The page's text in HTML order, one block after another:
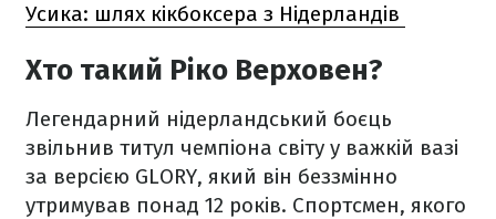
Усика: шлях кікбоксера з Нідерландів
Хто такий Ріко Верховен?
Легендарний нідерландський боєць
звільнив титул чемпіона світу у важкій вазі
за версією GLORY, який він беззмінно
утримував понад 12 років. Спортсмен, якого